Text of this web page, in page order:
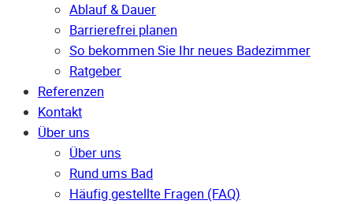
Ablauf & Dauer
Barrierefrei planen
So bekommen Sie Ihr neues Badezimmer
Ratgeber
Referenzen
Kontakt
Über uns
Über uns
Rund ums Bad
Häufig gestellte Fragen (FAQ)